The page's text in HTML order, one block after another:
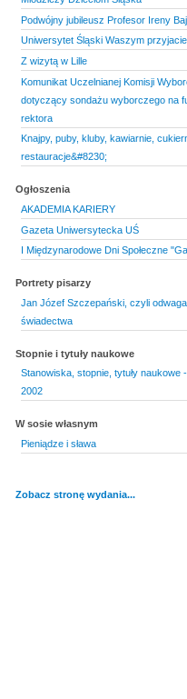
Podwójny jubileusz Profesor Ireny
Uniwersytet Śląski Waszym
Z wizytą w Lille
Komunikat Uczelnianej Komisji
dotyczący sondażu wyborczego na
rektora
Knajpy, puby, kluby, kawiarnie,
restauracje&#8230;
Ogłoszenia
AKADEMIA KARIERY
Gazeta Uniwersytecka UŚ
I Międzynarodowe Dni Społeczne
Portrety pisarzy
Jan Józef Szczepański, czyli odwaga
świadectwa
Stopnie i tytuły naukowe
Stanowiska, stopnie, tytuły naukowe
2002
W sosie własnym
Pieniądze i sława
Zobacz stronę wydania...